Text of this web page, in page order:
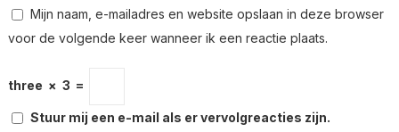
Mijn naam, e-mailadres en website opslaan in deze browser
voor de volgende keer wanneer ik een reactie plaats.
three × 3 =
Stuur mij een e-mail als er vervolgreacties zijn.